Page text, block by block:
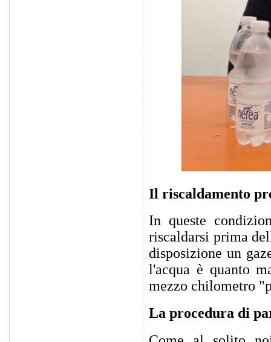
Il riscaldamento
In queste
riscaldarsi prima
disposizione un
l'acqua è quanto
mezzo chilometro
La procedura di